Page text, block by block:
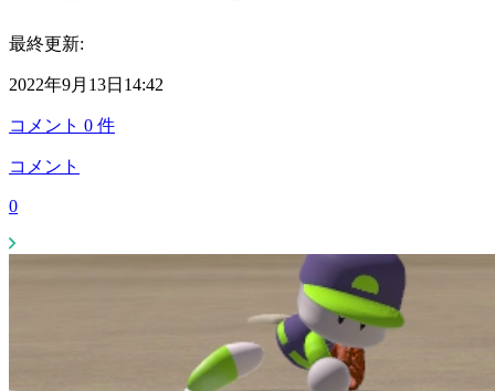
最終更新:
2022年9月13日14:42
コメント 0 件
コメント
0